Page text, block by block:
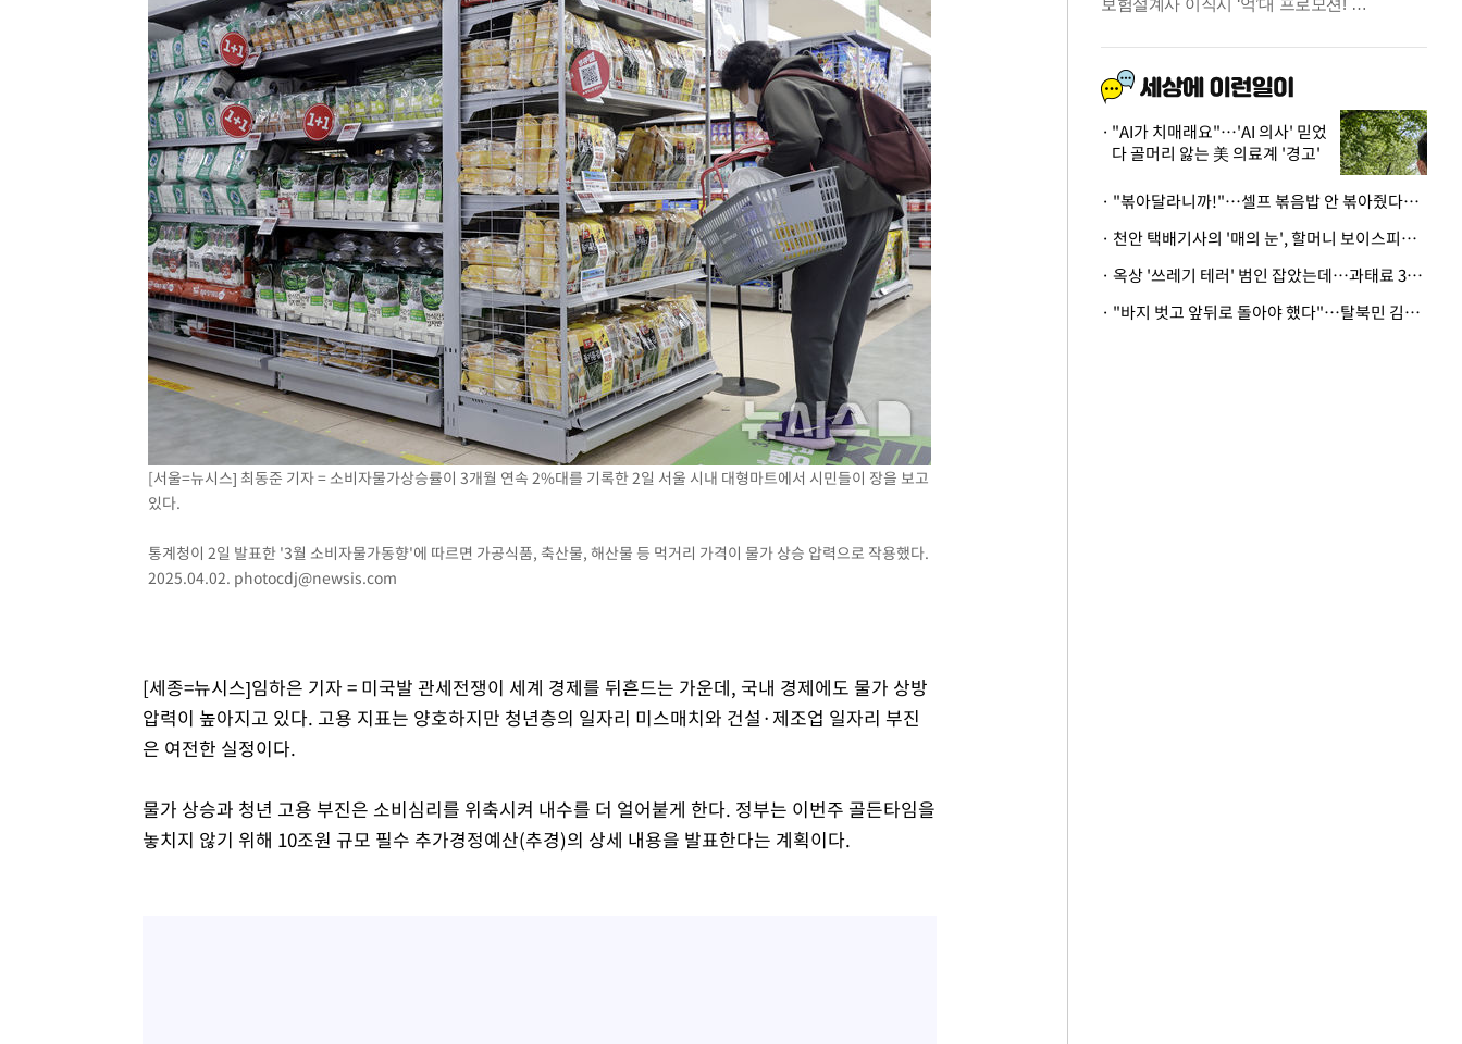
[속보]코스닥, 2.86포인트(0.36%) 내린 798.81마감
[속보]코스피, 6200선 약보합…0.60% 내린 6258.77에 마쳐
[속보]원·달러 환율, 7.7원 내린 1416.1원 마감
[속보] 노원서 40.1도 관측…서울, 2018년 이후 첫 40도
[속보]종합특검, '계엄 수용공간 확보' 신용해 前교정본부장 기소
외신들도 주목한 韓축구 파문…"국민적 공분에 수사 재개"
11시간 압수수색에 성접대 파문까지…'쑥대밭' 된 축구협회
[속보]규제합리화위원회 부위원장에 김태유 서울대 공대 교수…이
[속보]국힘 윤리위, '돌려차기 발언' 진종오·서범수 징계 절차 개시
[속보] 7월 중국 수출 23.9%↑ 수입 27.5%↑…무역총액 25.3%↑
[속보]'채상병 순직 책임' 임성근, 항소심도 징역 3년
[속보]종합특검, '관저이전 봐주기 감사' 유병호 구속기소
민주 콩고 에볼라환자 4천명 돌파, 4053명 발생 1850명 사망
[서울=뉴시스] 최동준 기자 = 소비자물가상승률이 3개월 연속 2%대를 기록한 2일 서울 시내 대형마트에서 시민들이 장을 보고
있다.
통계청이 2일 발표한 '3월 소비자물가동향'에 따르면 가공식품, 축산물, 해산물 등 먹거리 가격이 물가 상승 압력으로 작용했다.
2025.04.02. photocdj@newsis.com
[세종=뉴시스]임하은 기자 = 미국발 관세전쟁이 세계 경제를 뒤흔드는 가운데, 국내 경제에도 물가 상방
압력이 높아지고 있다. 고용 지표는 양호하지만 청년층의 일자리 미스매치와 건설·제조업 일자리 부진
은 여전한 실정이다.
물가 상승과 청년 고용 부진은 소비심리를 위축시켜 내수를 더 얼어붙게 한다. 정부는 이번주 골든타임을
놓치지 않기 위해 10조원 규모 필수 추가경정예산(추경)의 상세 내용을 발표한다는 계획이다.
"AI가 치매래요"…'AI 의사' 믿었
다 골머리 앓는 美 의료계 '경고'
· "볶아달라니까!"…셀프 볶음밥 안 볶아줬다고 사장 폭행한 손님
· 천안 택배기사의 '매의 눈', 할머니 보이스피싱 피해 막아
· 옥상 '쓰레기 테러' 범인 잡았는데…과태료 3만원 처분에 숙박업주 허탈
· "바지 벗고 앞뒤로 돌아야 했다"…탈북민 김서아, 기쁨조 검사 수치심 회상